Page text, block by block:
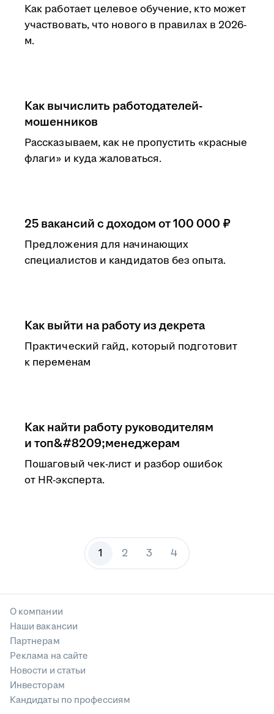
Как работает целевое обучение, кто может
участвовать, что нового в правилах в 2026-
м.
Как вычислить работодателей-
мошенников
Рассказываем, как не пропустить «красные
флаги» и куда жаловаться.
25 вакансий с доходом от 100 000 ₽
Предложения для начинающих
специалистов и кандидатов без опыта.
Как выйти на работу из декрета
Практический гайд, который подготовит
к переменам
Как найти работу руководителям
и топ&#8209;менеджерам
Пошаговый чек-лист и разбор ошибок
от HR-эксперта.
1 2 3 4
О компании
Наши вакансии
Партнерам
Реклама на сайте
Новости и статьи
Инвесторам
Кандидаты по профессиям